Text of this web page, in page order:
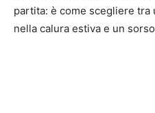
partita: è come scegliere tra
nella calura estiva e un